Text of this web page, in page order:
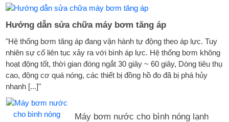
Hướng dẫn sửa chữa máy bơm tăng áp
"Hệ thống bơm tăng áp đang vận hành tự động theo áp lực. Tuy
nhiên sự cố liên tục xảy ra với bình áp lực. Hệ thống bơm không
hoạt động tốt, thời gian đóng ngắt 30 giây ~ 60 giây, Dòng tiêu thụ
cao, động cơ quá nóng, các thiết bị đồng hồ đo đã bị phá hủy
nhanh [...]"
Máy bơm nước cho bình nóng lạnh